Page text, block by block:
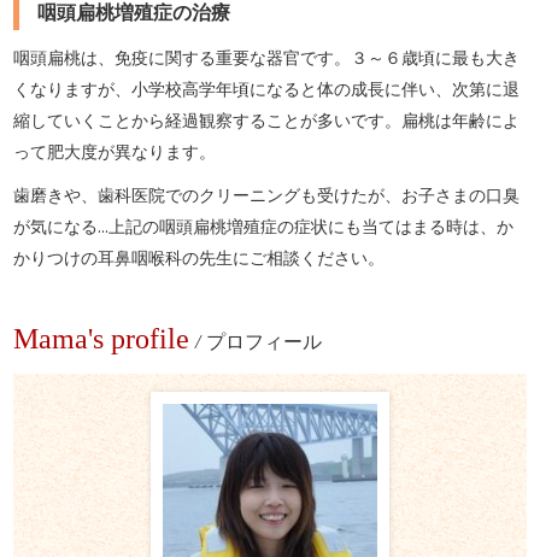
咽頭扁桃増殖症の治療
咽頭扁桃は、免疫に関する重要な器官です。３～６歳頃に最も大き
くなりますが、小学校高学年頃になると体の成長に伴い、次第に退
縮していくことから経過観察することが多いです。扁桃は年齢によ
って肥大度が異なります。
歯磨きや、歯科医院でのクリーニングも受けたが、お子さまの口臭
が気になる...上記の咽頭扁桃増殖症の症状にも当てはまる時は、か
かりつけの耳鼻咽喉科の先生にご相談ください。
Mama's profile / プロフィール